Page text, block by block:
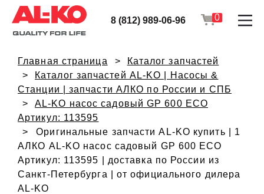
8 (812) 989-06-96 0
Главная страница
Каталог запчастей
Каталог запчастей AL-KO | Насосы &
Станции | запчасти АЛКО по России и СПБ
AL-KO насос садовый GP 600 ECO
Артикул: 113595
Оригинальные запчасти AL-KO купить | 1
АЛКО AL-KO насос садовый GP 600 ECO
Артикул: 113595 | доставка по России из
Санкт-Петербурга | от официального дилера
AL-KO